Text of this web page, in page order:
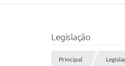
Legislação
Principal